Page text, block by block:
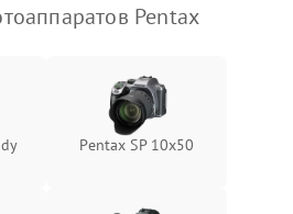
Pentax
Pentax SP 10x50